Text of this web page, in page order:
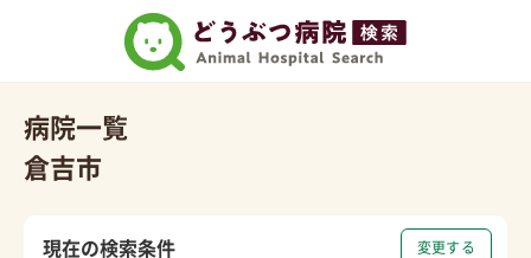
病院一覧
倉吉市
変更する
現在の検索条件